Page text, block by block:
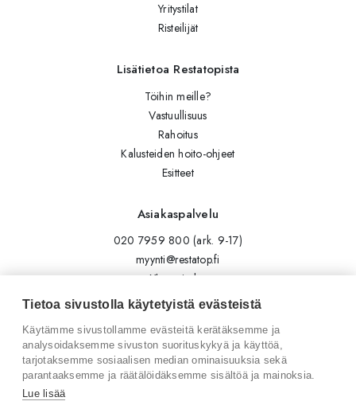
Yritystilat
Risteilijät
Lisätietoa Restatopista
Töihin meille?
Vastuullisuus
Rahoitus
Kalusteiden hoito-ohjeet
Esitteet
Asiakaspalvelu
020 7959 800 (ark. 9-17)
myynti@restatop.fi
Yhteystiedot
Lähetä viesti
Seuraa meitä
Tilaa uutiskirje
Tietoa sivustolla käytetyistä evästeistä
Käytämme sivustollamme evästeitä kerätäksemme ja
analysoidaksemme sivuston suorituskykyä ja käyttöä,
tarjotaksemme sosiaalisen median ominaisuuksia sekä
parantaaksemme ja räätälöidäksemme sisältöä ja mainoksia.
Lue lisää